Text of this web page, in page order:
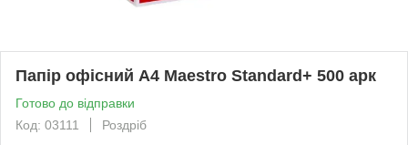
Папір офісний А4 Maestro Standard+ 500 арк
Готово до відправки
Код: 03111
Роздріб